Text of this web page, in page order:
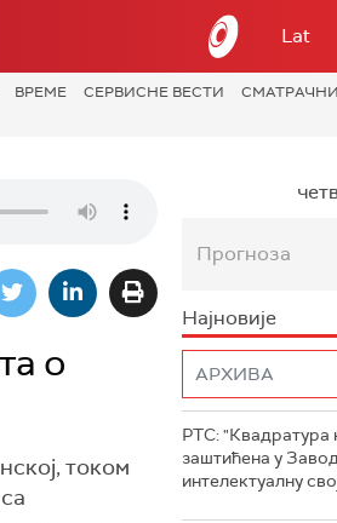
Lat
ВРЕМЕ СЕРВИСНЕ ВЕСТИ
о
током
Прогноза
Најновије
РТС: "Квадратура
заштићена у
интелектуалну